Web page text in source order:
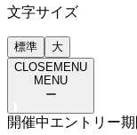
文字サイズ
標準
大
CLOSE MENU
MENU
ー
開催中エントリー期